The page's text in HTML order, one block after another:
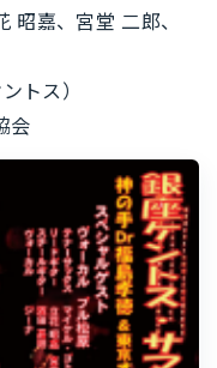
昭嘉、宮堂 二郎、
トス）
会